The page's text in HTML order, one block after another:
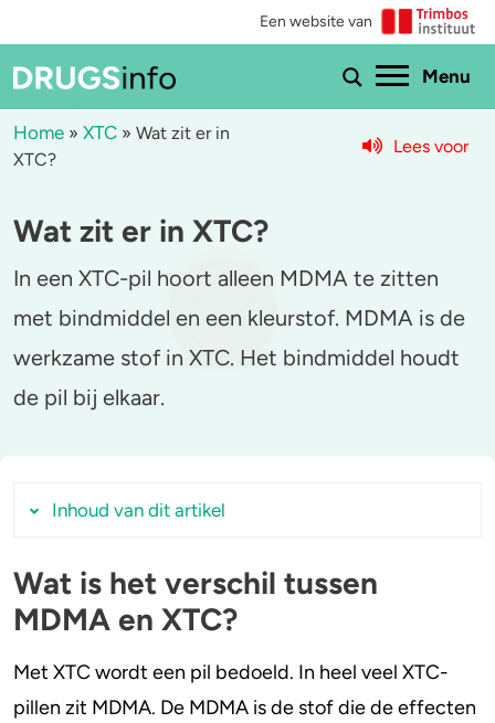
Een website van
Menu
Bekijk alle drugs
Cannabis
XTC / MDMA
Cocaïne
Speed
Lachgas
2C-B
Aantoonbaarheid
Zwangerschap
Drugs & de wet
Feiten over verslaving
Trends & Cijfers
Home » XTC » Wat zit er in
XTC?
Lees voor
Wat zit er in XTC?
In een XTC-pil hoort alleen MDMA te zitten
met bindmiddel en een kleurstof. MDMA is de
werkzame stof in XTC. Het bindmiddel houdt
de pil bij elkaar.
Inhoud van dit artikel
Wat is het verschil tussen MDMA en XTC?
Wat zit er in een XTC-pil?
Wat is het verschil tussen
MDMA en XTC?
Met XTC wordt een pil bedoeld. In heel veel XTC-
pillen zit MDMA. De MDMA is de stof die de effecten